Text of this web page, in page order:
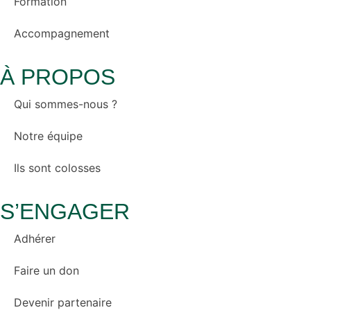
Accompagnement
À PROPOS
Qui sommes-nous ?
Notre équipe
Ils sont colosses
S’ENGAGER
Adhérer
Faire un don
Devenir partenaire